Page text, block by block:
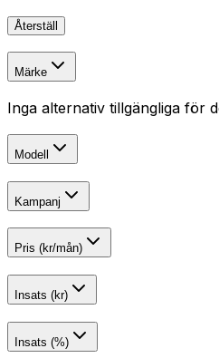
Återställ
Märke
Inga alternativ tillgängliga för
Modell
Kampanj
Pris (kr/mån)
Insats (kr)
Insats (%)